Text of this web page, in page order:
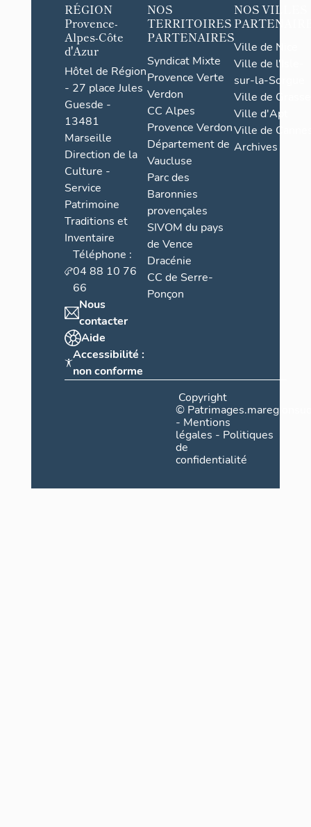
RÉGION
Provence-
Alpes-Côte
d'Azur
Hôtel de Région
- 27 place Jules
Guesde -
13481
Marseille
Direction de la
Culture -
Service
Patrimoine
Traditions et
Inventaire
Téléphone :
04 88 10 76
66
Nous
contacter
Aide
Accessibilité :
non conforme
NOS
TERRITOIRES
PARTENAIRES
Syndicat Mixte
Provence Verte
Verdon
CC Alpes
Provence Verdon
Département de
Vaucluse
Parc des
Baronnies
provençales
SIVOM du pays
de Vence
Dracénie
CC de Serre-
Ponçon
NOS VILLES
Ville de Nice
Ville de l'Isle-
sur-la-Sorgue
Ville de Grasse
Ville d'Apt
Ville de
Archives
Copyright
©
- Mentions
légales - Politiques
de
confidentialité